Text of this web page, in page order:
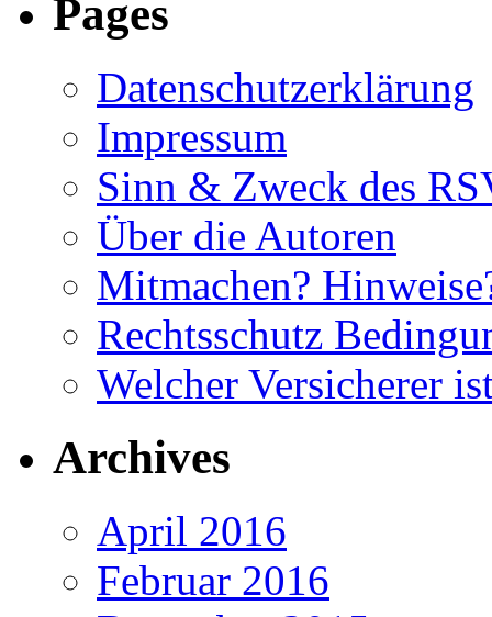
Pages
Datenschutzerklärung
Impressum
Sinn & Zweck des
Über die Autoren
Mitmachen?
Rechtsschutz
Welcher Versicherer
Archives
April 2016
Februar 2016